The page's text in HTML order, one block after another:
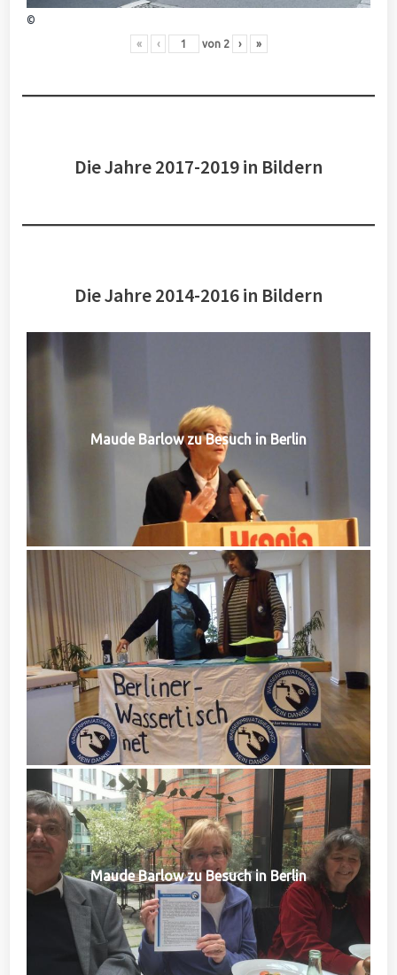
©
« ‹ von 2 › »
Die Jahre 2017-2019 in Bildern
Die Jahre 2014-2016 in Bildern
Maude Barlow zu Besuch in Berlin
Maude Barlow zu Besuch in Berlin